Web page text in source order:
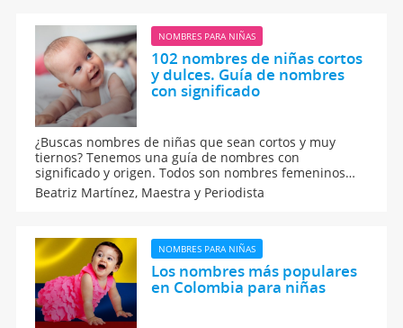
NOMBRES PARA NIÑAS
102 nombres de niñas cortos
y dulces. Guía de nombres
con significado
¿Buscas nombres de niñas que sean cortos y muy
tiernos? Tenemos una guía de nombres con
significado y origen. Todos son nombres femeninos
que quedarán muy bien en los bebés. Si buscas
nombres femeninos para llamar a tu hija a punto de
Beatriz Martínez, Maestra y Periodista
NOMBRES PARA NIÑAS
Los nombres más populares
en Colombia para niñas